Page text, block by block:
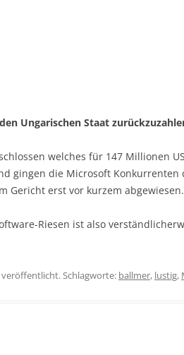
Ungarischen Staat
welches für 147 Millionen
gingen die Microsoft Konkurrenten
Gericht erst vor kurzem abgewiesen.
Riesen ist also
veröffentlicht. Schlagworte: ballmer, lustig,